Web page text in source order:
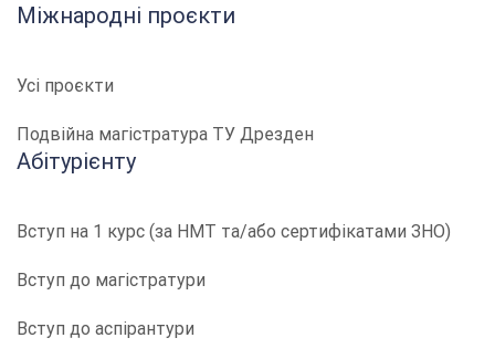
Міжнародні проєкти
Усі проєкти
Подвійна магістратура ТУ Дрезден
Абітурієнту
Вступ на 1 курс (за НМТ та/або сертифікатами ЗНО)
Вступ до магістратури
Вступ до аспірантури